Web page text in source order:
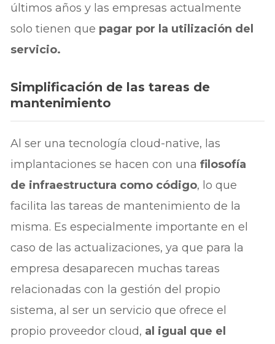
últimos años y las empresas actualmente
solo tienen que pagar por la utilización del
servicio.
Simplificación de las tareas de
mantenimiento
Al ser una tecnología cloud-native, las
implantaciones se hacen con unafilosofía
de infraestructura como código, lo que
facilita las tareas de mantenimiento de la
misma. Es especialmente importante en el
caso de las actualizaciones, ya que para la
empresa desaparecen muchas tareas
relacionadas con la gestión del propio
sistema, al ser un servicio que ofrece el
propio proveedor cloud, al igual que el